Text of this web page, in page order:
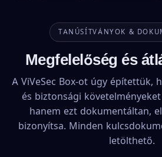
TANÚSÍTVÁNYOK &
Megfelelőség és
A ViVeSec Box-ot úgy építettük,
és biztonsági
hanem ezt dokumentáltan,
bizonyítsa. Minden
letölthető.